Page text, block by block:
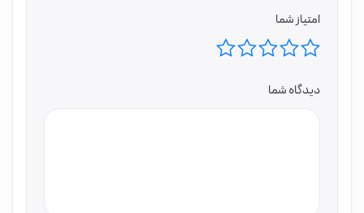
امتیاز شما
دیدگاه شما